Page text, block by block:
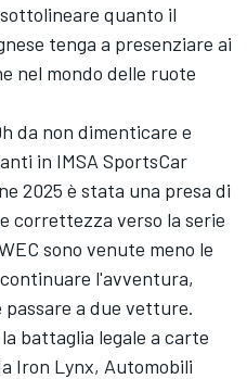
quanto il
tenga a presenziare ai
nel mondo delle ruote
da non dimenticare e
in IMSA SportsCar
2025 è stata una presa di
correttezza verso la serie
sono venute meno le
l'avventura,
a due vetture.
battaglia legale a carte
Iron Lynx, Automobili